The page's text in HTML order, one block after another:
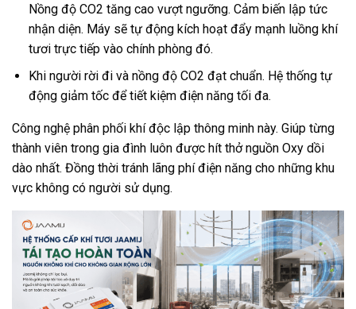
Nồng độ CO2 tăng cao vượt ngưỡng. Cảm biến lập tức
nhận diện. Máy sẽ tự động kích hoạt đẩy mạnh luồng khí
tươi trực tiếp vào chính phòng đó.
Khi người rời đi và nồng độ CO2 đạt chuẩn. Hệ thống tự
động giảm tốc để tiết kiệm điện năng tối đa.
Công nghệ phân phối khí độc lập thông minh này. Giúp từng
thành viên trong gia đình luôn được hít thở nguồn Oxy dồi
dào nhất. Đồng thời tránh lãng phí điện năng cho những khu
vực không có người sử dụng.